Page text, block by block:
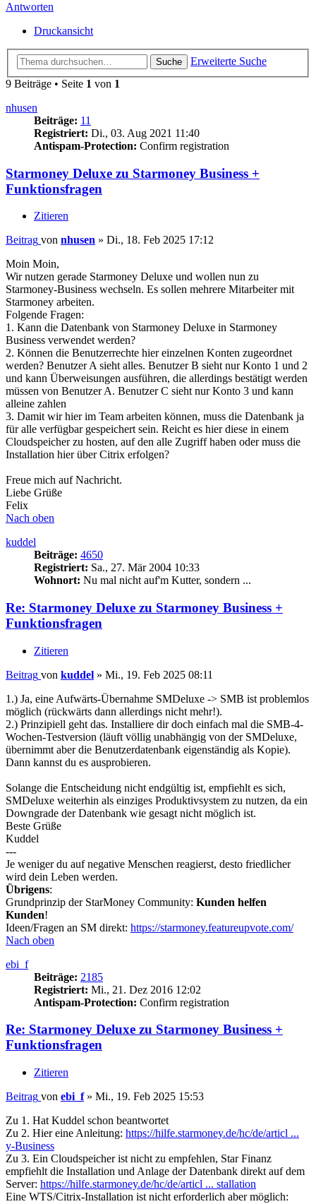
Antworten
Druckansicht
Suche
Erweiterte Suche
9 Beiträge • Seite 1 von 1
nhusen
Beiträge: 11
Registriert: Di., 03. Aug 2021 11:40
Antispam-Protection: Confirm registration
Starmoney Deluxe zu Starmoney Business +
Funktionsfragen
Zitieren
Beitrag von nhusen » Di., 18. Feb 2025 17:12
Moin Moin,
Wir nutzen gerade Starmoney Deluxe und wollen nun zu
Starmoney-Business wechseln. Es sollen mehrere Mitarbeiter mit
Starmoney arbeiten.
Folgende Fragen:
1. Kann die Datenbank von Starmoney Deluxe in Starmoney
Business verwendet werden?
2. Können die Benutzerrechte hier einzelnen Konten zugeordnet
werden? Benutzer A sieht alles. Benutzer B sieht nur Konto 1 und 2
und kann Überweisungen ausführen, die allerdings bestätigt werden
müssen von Benutzer A. Benutzer C sieht nur Konto 3 und kann
alleine zahlen
3. Damit wir hier im Team arbeiten können, muss die Datenbank ja
für alle verfügbar gespeichert sein. Reicht es hier diese in einem
Cloudspeicher zu hosten, auf den alle Zugriff haben oder muss die
Installation hier über Citrix erfolgen?
Freue mich auf Nachricht.
Liebe Grüße
Felix
Nach oben
kuddel
Beiträge: 4650
Registriert: Sa., 27. Mär 2004 10:33
Wohnort: Nu mal nicht auf'm Kutter, sondern ...
Re: Starmoney Deluxe zu Starmoney Business +
Funktionsfragen
Zitieren
Beitrag von kuddel » Mi., 19. Feb 2025 08:11
1.) Ja, eine Aufwärts-Übernahme SMDeluxe -> SMB ist problemlos
möglich (rückwärts dann allerdings nicht mehr!).
2.) Prinzipiell geht das. Installiere dir doch einfach mal die SMB-4-
Wochen-Testversion (läuft völlig unabhängig von der SMDeluxe,
übernimmt aber die Benutzerdatenbank eigenständig als Kopie).
Dann kannst du es ausprobieren.
Solange die Entscheidung nicht endgültig ist, empfiehlt es sich,
SMDeluxe weiterhin als einziges Produktivsystem zu nutzen, da ein
Downgrade der Datenbank wie gesagt nicht möglich ist.
Beste Grüße
Kuddel
---
Je weniger du auf negative Menschen reagierst, desto friedlicher
wird dein Leben werden.
Übrigens:
Grundprinzip der StarMoney Community: Kunden helfen
Kunden!
Ideen/Fragen an SM direkt: https://starmoney.featureupvote.com/
Nach oben
ebi_f
Beiträge: 2185
Registriert: Mi., 21. Dez 2016 12:02
Antispam-Protection: Confirm registration
Re: Starmoney Deluxe zu Starmoney Business +
Funktionsfragen
Zitieren
Beitrag von ebi_f» Mi., 19. Feb 2025 15:53
Zu 1. Hat Kuddel schon beantwortet
Zu 2. Hier eine Anleitung: https://hilfe.starmoney.de/hc/de/articl ...
y-Business
Zu 3. Ein Cloudspeicher ist nicht zu empfehlen, Star Finanz
empfiehlt die Installation und Anlage der Datenbank direkt auf dem
Server: https://hilfe.starmoney.de/hc/de/articl ... stallation
Eine WTS/Citrix-Installation ist nicht erforderlich aber möglich: